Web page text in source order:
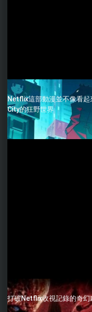
Netflix這部動漫並不像看
City的狂野世界
打破Netflix收視記錄的奇幻